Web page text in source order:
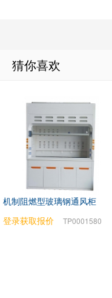
猜你喜欢
机制阻燃型玻璃钢通风柜
登录获取报价
TP0001580